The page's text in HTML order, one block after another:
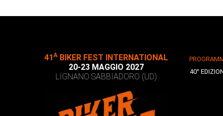
41 ABIKER FEST INTERNATIONAL
20-23 MAGGIO 2027
LIGNANO SABBIADORO (UD)
40°